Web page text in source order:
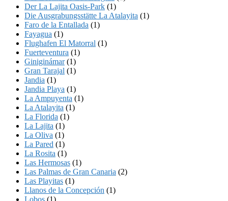
Der La Lajita Oasis-Park (1)
Die Ausgrabungsstätte La Atalayita (1)
Faro de la Entallada (1)
Fayagua (1)
Flughafen El Matorral (1)
Fuerteventura (1)
Giniginámar(1)
Gran Tarajal (1)
Jandia (1)
Jandia Playa (1)
La Ampuyenta (1)
La Atalayita (1)
La Florida (1)
La Lajita (1)
La Oliva (1)
La Pared (1)
La Rosita (1)
Las Hermosas (1)
Las Palmas de Gran Canaria (2)
Las Playitas (1)
Llanos de la Concepción (1)
Lobos (1)